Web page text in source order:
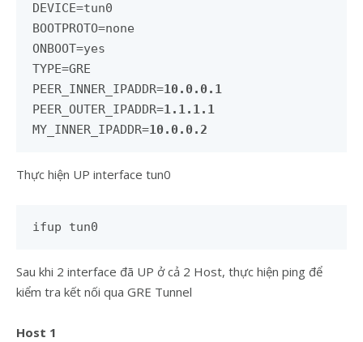
DEVICE=tun0
BOOTPROTO=none
ONBOOT=yes
TYPE=GRE
PEER_INNER_IPADDR=10.0.0.1
PEER_OUTER_IPADDR=1.1.1.1
MY_INNER_IPADDR=10.0.0.2
Thực hiện UP interface tun0
ifup tun0
Sau khi 2 interface đã UP ở cả 2 Host, thực hiện ping để
kiểm tra kết nối qua GRE Tunnel
Host 1